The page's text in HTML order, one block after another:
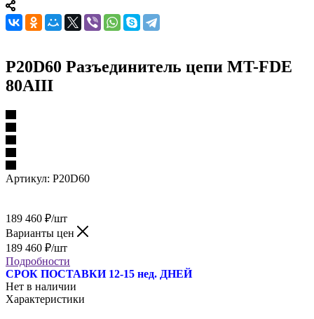
P20D60 Разъединитель цепи MT-FDE
80AIII
Артикул: P20D60
189 460 ₽/шт
Варианты цен
189 460 ₽/шт
Подробности
СРОК ПОСТАВКИ 12-15 нед. ДНЕЙ
Нет в наличии
Характеристики